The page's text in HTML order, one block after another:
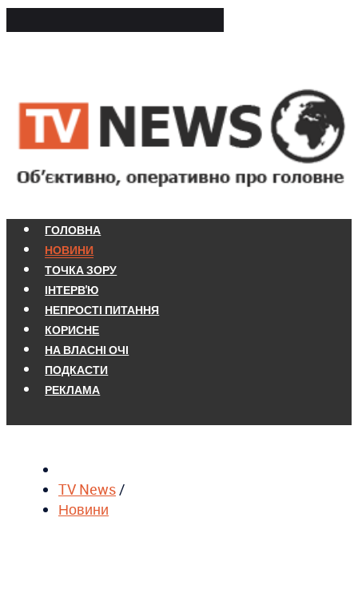
ГОЛОВНА
НОВИНИ
ТОЧКА ЗОРУ
ІНТЕРВ'Ю
НЕПРОСТІ ПИТАННЯ
КОРИСНЕ
НА ВЛАСНІ ОЧІ
ПОДКАСТИ
РЕКЛАМА
TV News/
Новини